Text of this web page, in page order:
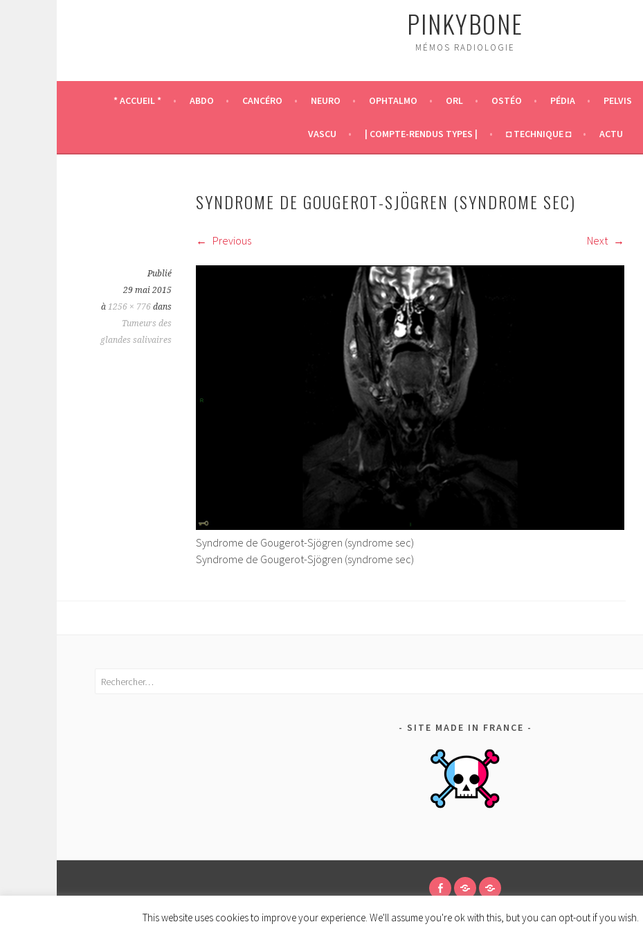
PINKYBONE
MÉMOS RADIOLOGIE
* ACCUEIL * ABDO CANCÉRO NEURO OPHTALMO ORL OSTÉO PÉDIA PELVIS
VASCU | COMPTE-RENDUS TYPES | ◘ TECHNIQUE ◘ ACTU
SYNDROME DE GOUGEROT-SJÖGREN (SYNDROME SEC)
Previous Next
Publié
29 mai 2015
à 1256 × 776 dans
Tumeurs des
glandes salivaires
Syndrome de Gougerot-Sjögren (syndrome sec)
Syndrome de Gougerot-Sjögren (syndrome sec)
Rechercher :
SITE MADE IN FRANCE
D’UTILISATION
DE
FIÈREMENT PROPULSÉ PAR WORDPRESS |THÈME SELA PAR WORDPRESS.COM.
This website uses cookies to improve your experience. We'll assume you're ok with this, but you can opt-out if you wish.